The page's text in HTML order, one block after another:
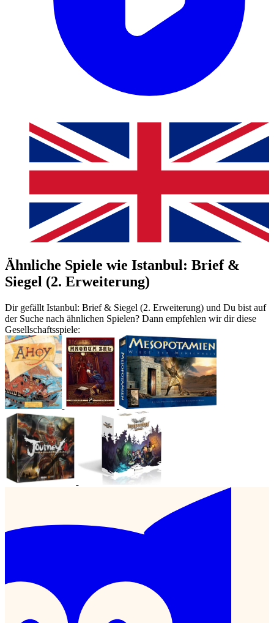
Ähnliche Spiele wie Istanbul: Brief &
Siegel (2. Erweiterung)
Dir gefällt Istanbul: Brief & Siegel (2. Erweiterung) und Du bist auf
der Suche nach ähnlichen Spielen? Dann empfehlen wir dir diese
Gesellschaftsspiele: